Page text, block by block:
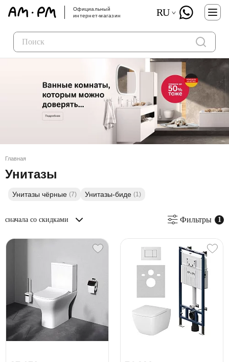
Официальный
интернет-магазин
RU
Главная
Унитазы
Унитазы чёрные (7) Унитазы-биде (1)
сначала со скидками Фильтры